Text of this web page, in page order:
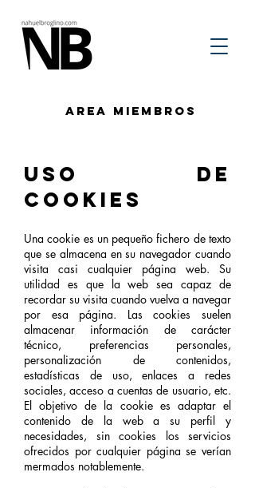
Area Miembros
uso de
cookies
Una cookie es un pequeño fichero de texto
que se almacena en su navegador cuando
visita casi cualquier página web. Su
utilidad es que la web sea capaz de
recordar su visita cuando vuelva a navegar
por esa página. Las cookies suelen
almacenar información de carácter
técnico, preferencias personales,
personalización de contenidos,
estadísticas de uso, enlaces a redes
sociales, acceso a cuentas de usuario, etc.
El objetivo de la cookie es adaptar el
contenido de la web a su perfil y
necesidades, sin cookies los servicios
ofrecidos por cualquier página se verían
mermados notablemente.